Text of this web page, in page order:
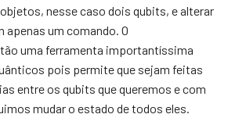
objetos, nesse caso dois qubits, e alterar
apenas um comando. O
uma ferramenta importantíssima
pois permite que sejam feitas
entre os qubits que queremos e com
mudar o estado de todos eles.